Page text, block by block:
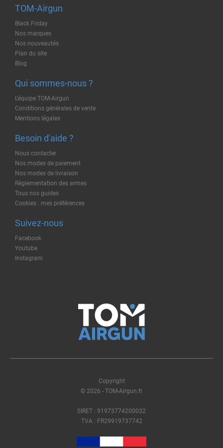
TOM-Airgun
Black Friday
Nos marques
Nos nouveautés
Plan du site
Blog
Qui sommes-nous ?
L'équipe TOM-Airgun
Conditions générales de vente
Mentions légales
Besoin d'aide ?
Nous contacter
Nos modes de paiement
Nos modes de livraison
Règlementation des armes
Tous nos guides
Cookies : mes préférences
Suivez-nous
Facebook
Youtube
Instagram
Copyright
© 2026 - TOM-Airgun.fr
SIRET : 91973774200032
TVA : FR29919737742